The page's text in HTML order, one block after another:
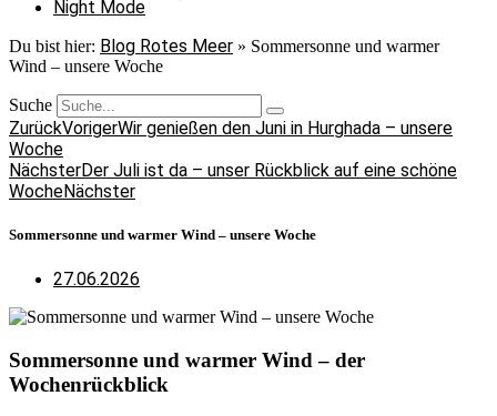
Night Mode
Du bist hier: Blog Rotes Meer » Sommersonne und warmer
Wind – unsere Woche
Suche
ZurückVorigerWir genießen den Juni in Hurghada – unsere
Woche
NächsterDer Juli ist da – unser Rückblick auf eine schöne
WocheNächster
Sommersonne und warmer Wind – unsere Woche
27.06.2026
Sommersonne und warmer Wind – der
Wochenrückblick